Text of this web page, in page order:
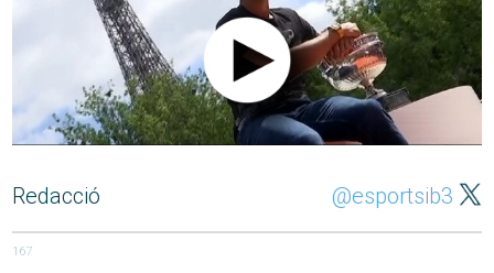
Redacció @esportsib3
167